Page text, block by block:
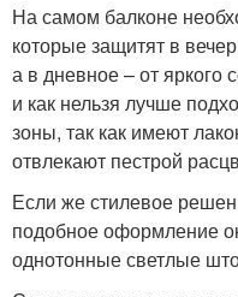
На самом балконе
которые защитят в
а в дневное – от
и как нельзя лучше
зоны, так как имеют
отвлекают пестрой
Если же стилевое
подобное оформление
однотонные светлые